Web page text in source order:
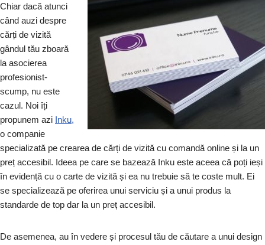
Chiar dacă atunci
când auzi despre
cărți de vizită
gândul tău zboară
la asocierea
profesionist-
scump, nu este
cazul. Noi îți
propunem azi Inku,
o companie
specializată pe crearea de cărți de vizită cu comandă online și la un
preț accesibil. Ideea pe care se bazează Inku este aceea că poți ieși
în evidență cu o carte de vizită și ea nu trebuie să te coste mult. Ei
se specializează pe oferirea unui serviciu și a unui produs la
standarde de top dar la un preț accesibil.
De asemenea, au în vedere și procesul tău de căutare a unui design